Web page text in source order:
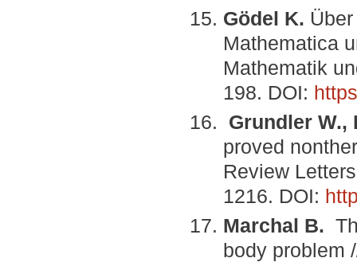
Gödel K.
Mathematica
Mathematik
198. DOI:
Grundler W.,
proved
Review
1216. DOI:
Marchal B.
body problem